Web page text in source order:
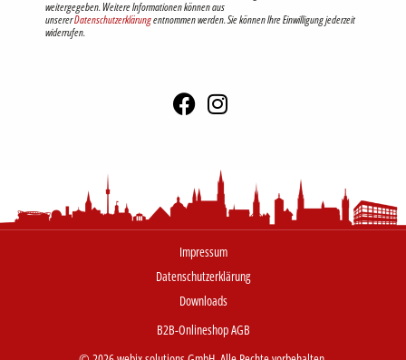
weitergegeben. Weitere Informationen können aus
unsererDatenschutzerklärungentnommen werden. Sie können Ihre Einwilligung jederzeit
widerrufen.
Impressum
Datenschutzerklärung
Downloads
B2B-Onlineshop AGB